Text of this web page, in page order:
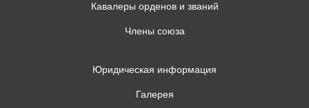
Кавалеры орденов и званий
Члены союза
Юридическая информация
Галерея